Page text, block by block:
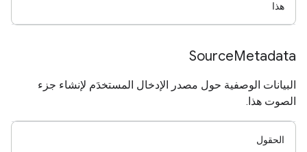
هذا
SourceMetadata
البيانات الوصفية حول مصدر الإدخال المستخدَم لإنشاء جزء
الصوت هذا.
الحقول